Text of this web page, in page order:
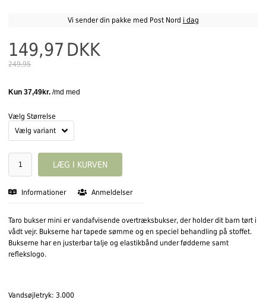
Vi sender din pakke med Post Nord i dag
149,97 DKK
249,95
Vælg Størrelse
Informationer Anmeldelser
Taro bukser mini er vandafvisende overtræksbukser, der holder dit barn tørt i
vådt vejr. Bukserne har tapede sømme og en speciel behandling på stoffet.
Bukserne har en justerbar talje og elastikbånd under fødderne samt
reflekslogo.
Vandsøjletryk: 3.000